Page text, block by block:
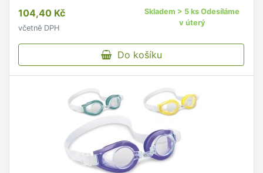
104,40 Kč
včetně DPH
Skladem > 5 ks Odesíláme
v úterý
Do košíku